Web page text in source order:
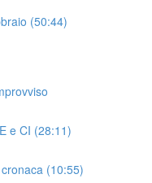
(50:44)
e CI (28:11)
(10:55)